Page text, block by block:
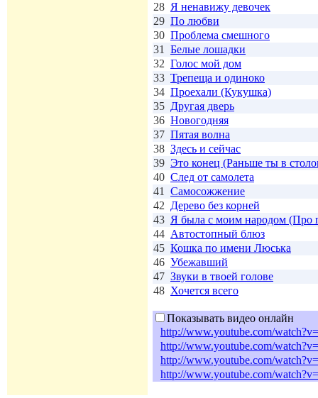
28 Я ненавижу девочек
29 По любви
30 Проблема смешного
31 Белые лошадки
32 Голос мой дом
33 Трепеща и одиноко
34 Проехали (Кукушка)
35 Другая дверь
36 Новогодняя
37 Пятая волна
38 Здесь и сейчас
39 Это конец (Раньше ты в
40 След от самолета
41 Самосожжение
42 Дерево без корней
43 Я была с моим народом (Про
44 Автостопный блюз
45 Кошка по имени Люська
46 Убежавший
47 Звуки в твоей голове
48 Хочется всего
Показывать видео онлайн
http://www.youtube.com/
http://www.youtube.com/
http://www.youtube.com/
http://www.youtube.com/